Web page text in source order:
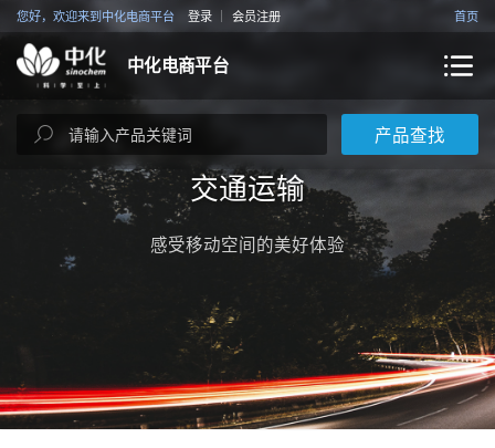
首页
您好，欢迎来到中化电商平台 登录 会员注册
中化电商平台
产品查找
交通运输
感受移动空间的美好体验